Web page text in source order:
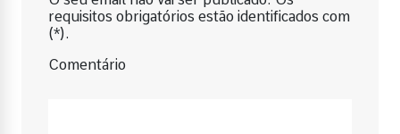
requisitos obrigatórios estão identificados com
(*).
Comentário